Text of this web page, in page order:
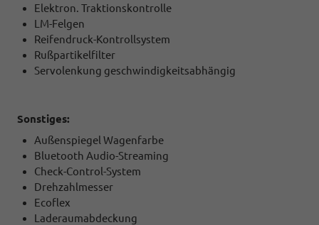
Elektron. Traktionskontrolle
LM-Felgen
Reifendruck-Kontrollsystem
Rußpartikelfilter
Servolenkung geschwindigkeitsabhängig
Sonstiges:
Außenspiegel Wagenfarbe
Bluetooth Audio-Streaming
Check-Control-System
Drehzahlmesser
Ecoflex
Laderaumabdeckung